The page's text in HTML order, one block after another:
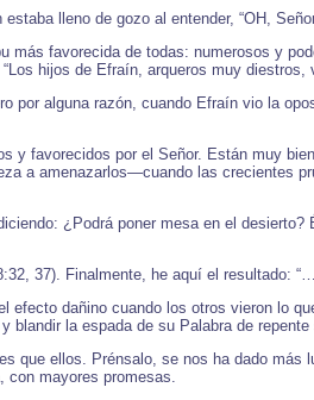
lleno de gozo al entender, “OH,
favorecida de todas: numerosos y
hijos de Efraín, arqueros muy
por alguna razón, cuando Efraín vio la
y favorecidos por el Señor. Están muy
a amenazarlos—cuando las crecientes
¿Podrá poner mesa en el
37). Finalmente, he aquí el resultado:
dañino cuando los otros vieron lo
la espada de su Palabra de
que ellos. Prénsalo, se nos ha dado
con mayores promesas.